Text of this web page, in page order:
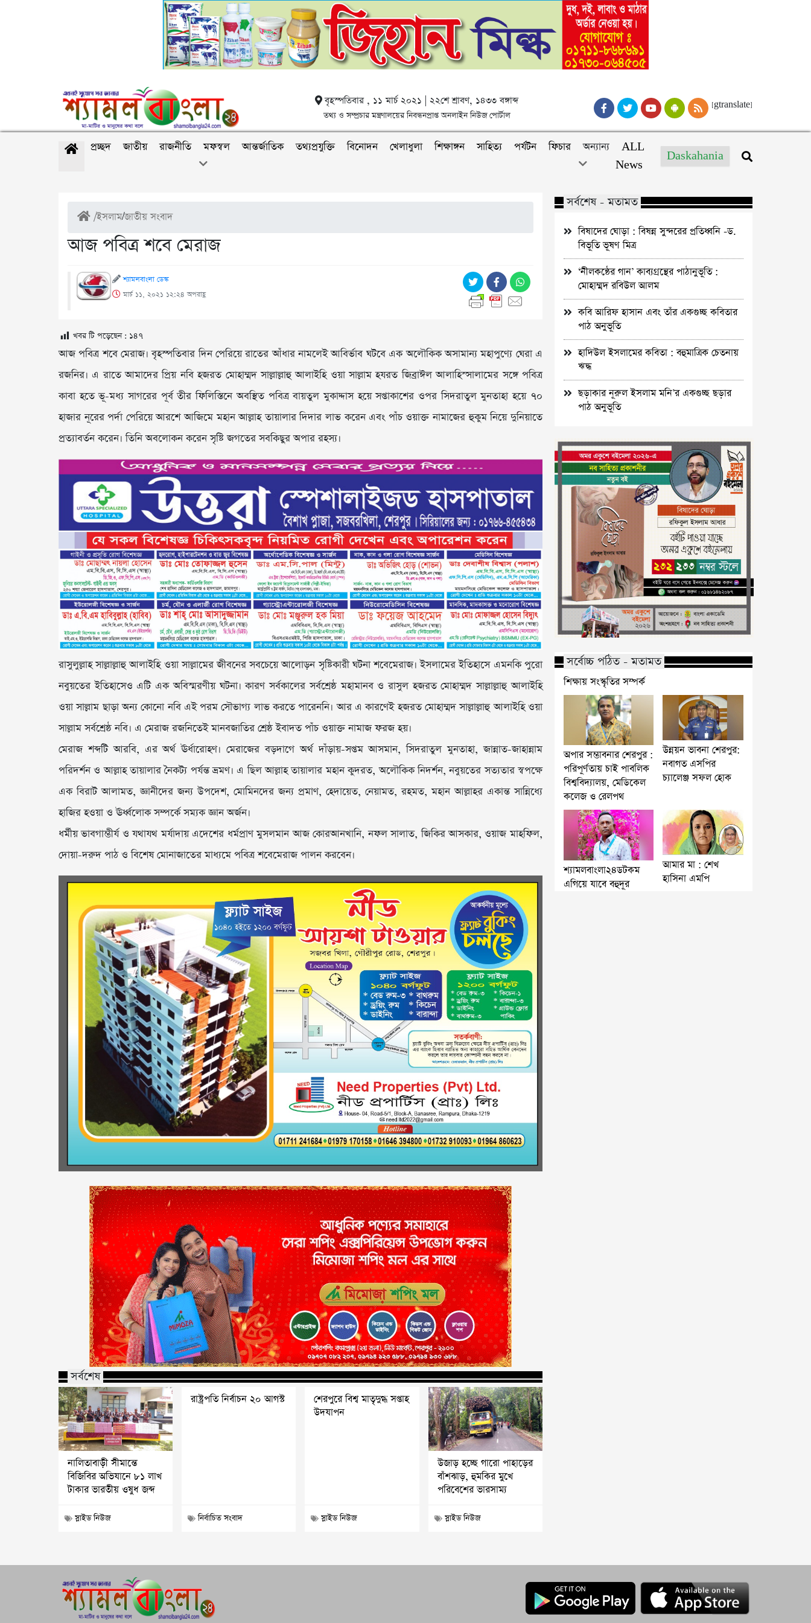
বৃহস্পতিবার , ১১ মার্চ ২০২১ | ২২শে শ্রাবণ, ১৪৩৩ বঙ্গাব্দ
তথ্য ও সম্প্রচার মন্ত্রণালয়ের নিবন্ধনপ্রাপ্ত অনলাইন নিউজ পোর্টাল
[gtranslate]
প্রচ্ছদ জাতীয় রাজনীতি মফস্বল আন্তর্জাতিক তথ্যপ্রযুক্তি বিনোদন খেলাধুলা শিক্ষাঙ্গন সাহিত্য পর্যটন ফিচার অন্যান্য
ALL
News
Daskahania
/ইসলাম/জাতীয় সংবাদ
আজ পবিত্র শবে মেরাজ
শ্যামলবাংলা ডেস্ক
মার্চ ১১, ২০২১ ১২:২৪ অপরাহ্ণ
খবর টি পড়েছেন : ১৪৭
আজ পবিত্র শবে মেরাজ। বৃহস্পতিবার দিন পেরিয়ে রাতের আঁধার নামলেই আবির্ভাব ঘটবে এক অলৌকিক অসামান্য মহাপুণ্যে ঘেরা এ
রজনির। এ রাতে আমাদের প্রিয় নবি হজরত মোহাম্মদ সাল্লাল্লাহু আলাইহি ওয়া সাল্লাম হযরত জিব্রাঈল আলাহিস্সালামের সঙ্গে পবিত্র
কাবা হতে ভূ-মধ্য সাগরের পূর্ব তীর ফিলিস্তিনে অবস্থিত পবিত্র বায়তুল মুকাদ্দাস হয়ে সপ্তাকাশের ওপর সিদরাতুল মুনতাহা হয়ে ৭০
হাজার নূরের পর্দা পেরিয়ে আরশে আজিমে মহান আল্লাহ তায়ালার দিদার লাভ করেন এবং পাঁচ ওয়াক্ত নামাজের হুকুম নিয়ে দুনিয়াতে
প্রত্যাবর্তন করেন। তিনি অবলোকন করেন সৃষ্টি জগতের সবকিছুর অপার রহস্য।
রাসুলুল্লাহ সাল্লাল্লাহু আলাইহি ওয়া সাল্লামের জীবনের সবচেয়ে আলোড়ন সৃষ্টিকারী ঘটনা শবেমেরাজ। ইসলামের ইতিহাসে এমনকি পুরো
নবুয়তের ইতিহাসেও এটি এক অবিস্মরণীয় ঘটনা। কারণ সর্বকালের সর্বশ্রেষ্ঠ মহামানব ও রাসুল হজরত মোহাম্মদ সাল্লাল্লাহু আলাইহি
ওয়া সাল্লাম ছাড়া অন্য কোনো নবি এই পরম সৌভাগ্য লাভ করতে পারেননি। আর এ কারণেই হজরত মোহাম্মদ সাল্লাল্লাহু আলাইহি ওয়া
সাল্লাম সর্বশ্রেষ্ঠ নবি। এ মেরাজ রজনিতেই মানবজাতির শ্রেষ্ঠ ইবাদত পাঁচ ওয়াক্ত নামাজ ফরজ হয়।
মেরাজ শব্দটি আরবি, এর অর্থ ঊর্ধারোহণ। মেরাজের বড়দাগে অর্থ দাঁড়ায়-সপ্তম আসমান, সিদরাতুল মুনতাহা, জান্নাত-জাহান্নাম
পরিদর্শন ও আল্লাহ তায়ালার নৈকট্য পর্যন্ত ভ্রমণ। এ ছিল আল্লাহ তায়ালার মহান কুদরত, অলৌকিক নিদর্শন, নবুয়তের সত্যতার স্বপক্ষে
এক বিরাট আলামত, জ্ঞানীদের জন্য উপদেশ, মোমিনদের জন্য প্রমাণ, হেদায়েত, নেয়ামত, রহমত, মহান আল্লাহর একান্ত সান্নিধ্যে
হাজির হওয়া ও ঊর্ধ্বলোক সম্পর্কে সম্যক জ্ঞান অর্জন।
ধর্মীয় ভাবগাম্ভীর্য ও যথাযথ মর্যাদায় এদেশের ধর্মপ্রাণ মুসলমান আজ কোরআনখানি, নফল সালাত, জিকির আসকার, ওয়াজ মাহফিল,
দোয়া-দরুদ পাঠ ও বিশেষ মোনাজাতের মাধ্যমে পবিত্র শবেমেরাজ পালন করবেন।
সর্বশেষ
নালিতাবাড়ী সীমান্তে
বিজিবির অভিযানে ৮১ লাখ
টাকার ভারতীয় ওষুধ জব্দ
স্লাইড নিউজ
রাষ্ট্রপতি নির্বাচন ২০ আগস্ট
নির্বাচিত সংবাদ
শেরপুরে বিশ্ব মাতৃদুগ্ধ সপ্তাহ
উদযাপন
স্লাইড নিউজ
উজাড় হচ্ছে গারো পাহাড়ের
বাঁশঝাড়, হুমকির মুখে
পরিবেশের ভারসাম্য
স্লাইড নিউজ
সর্বশেষ - মতামত
বিষাদের ঘোড়া : বিষন্ন সুন্দরের প্রতিধ্বনি -ড.
বিভূতি ভূষণ মিত্র
‘নীলকন্ঠের গান’ কাব্যগ্রন্থের পাঠানুভূতি :
মোহাম্মদ রবিউল আলম
কবি আরিফ হাসান এবং তাঁর একগুচ্ছ কবিতার
পাঠ অনুভূতি
হাদিউল ইসলামের কবিতা : বহুমাত্রিক চেতনায়
ঋদ্ধ
ছড়াকার নূরুল ইসলাম মনি’র একগুচ্ছ ছড়ার
পাঠ অনুভূতি
সর্বোচ্চ পঠিত - মতামত
শিক্ষায় সংস্কৃতির সম্পর্ক
অপার সম্ভাবনার শেরপুর :
পরিপূর্ণতায় চাই পাবলিক
বিশ্ববিদ্যালয়, মেডিকেল
কলেজ ও রেলপথ
উন্নয়ন ভাবনা শেরপুর:
নবাগত এসপির
চ্যালেঞ্জ সফল হোক
শ্যামলবাংলা২৪ডটকম
এগিয়ে যাবে বহুদূর
আমার মা : শেখ
হাসিনা এমপি